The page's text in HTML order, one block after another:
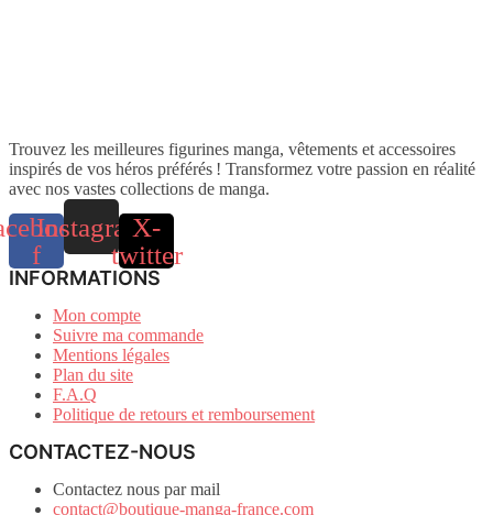
Trouvez les meilleures figurines manga, vêtements et accessoires
inspirés de vos héros préférés ! Transformez votre passion en réalité
avec nos vastes collections de manga.
f
InstagramX-
twitter
INFORMATIONS
Mon compte
Suivre ma commande
Mentions légales
Plan du site
F.A.Q
Politique de retours et remboursement
CONTACTEZ-NOUS
Contactez nous par mail
contact@boutique-manga-france.com